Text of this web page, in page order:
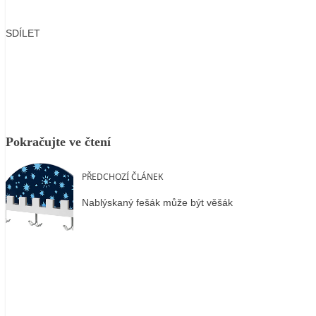
SDÍLET
Pokračujte ve čtení
PŘEDCHOZÍ ČLÁNEK
Nablýskaný fešák může být věšák